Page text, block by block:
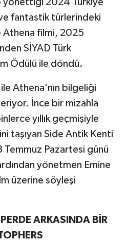
fantastik türlerindeki
Athena filmi, 2025
SİYAD Türk
Ödülü ile döndü.
Athena'nın bilgeliği
İnce bir mizahla
yıllık geçmişiyle
taşıyan Side Antik Kenti
Temmuz Pazartesi günü
yönetmen Emine
üzerine söyleşi
ARKASINDA BİR